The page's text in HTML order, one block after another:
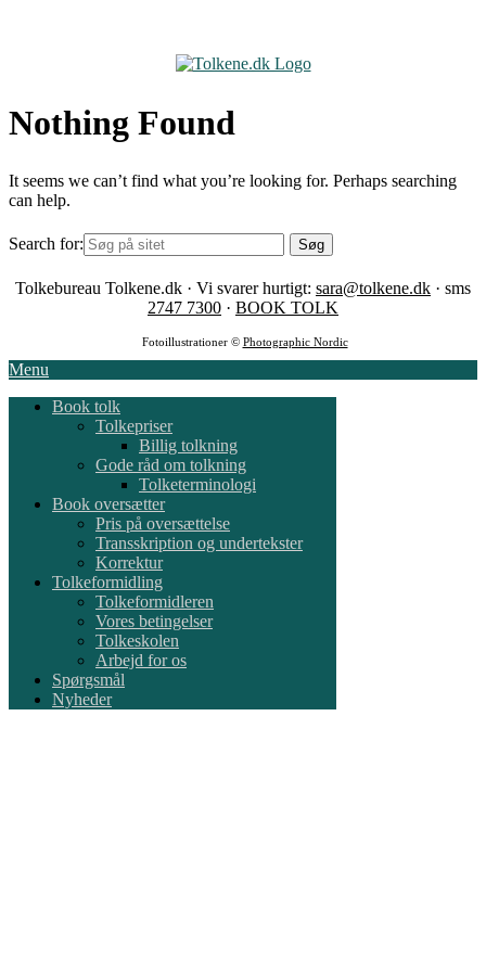
Nothing Found
It seems we can’t find what you’re looking for. Perhaps searching
can help.
Search for:
Tolkebureau Tolkene.dk · Vi svarer hurtigt: sara@tolkene.dk · sms
2747 7300 · BOOK TOLK
Fotoillustrationer © Photographic Nordic
Menu
Book tolk
Tolkepriser
Billig tolkning
Gode råd om tolkning
Tolketerminologi
Book oversætter
Pris på oversættelse
Transskription og undertekster
Korrektur
Tolkeformidling
Tolkeformidleren
Vores betingelser
Tolkeskolen
Arbejd for os
Spørgsmål
Nyheder